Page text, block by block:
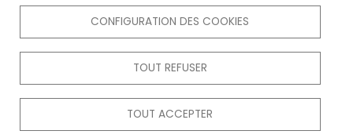
Réseaux sociaux
CONFIGURATION DES COOKIES
TOUT REFUSER
TOUT ACCEPTER
Menu Pied de page
Contact Mentions légales
Données personnellesCookiesAccessibilitéS'identifier